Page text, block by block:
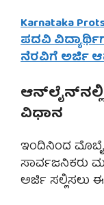
Karnataka
ಪದವಿ
ನೆರವಿಗೆ ಅರ್ಜಿ
ವಿಧಾನ
ಇಂದಿನಿಂದ
ಸಾರ್ವಜನಿಕರು
ಅರ್ಜಿ ಸಲ್ಲಿಸಲು